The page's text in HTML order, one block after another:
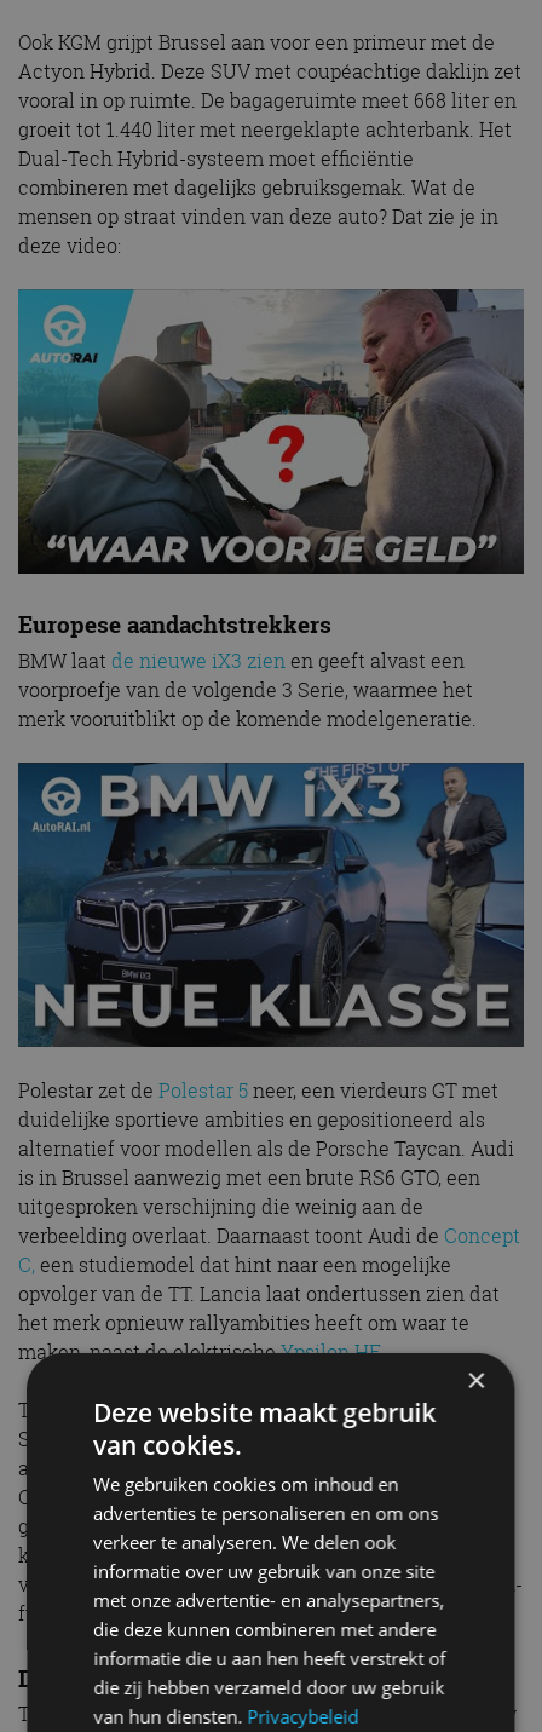
Ook KGM grijpt Brussel aan voor een primeur met de
Actyon Hybrid. Deze SUV met coupéachtige daklijn zet
vooral in op ruimte. De bagageruimte meet 668 liter en
groeit tot 1.440 liter met neergeklapte achterbank. Het
Dual-Tech Hybrid-systeem moet efficiëntie
combineren met dagelijks gebruiksgemak. Wat de
mensen op straat vinden van deze auto? Dat zie je in
deze video:
Europese aandachtstrekkers
BMW laat de nieuwe iX3 zienen geeft alvast een
voorproefje van de volgende 3 Serie, waarmee het
merk vooruitblikt op de komende modelgeneratie.
Polestar zet de Polestar 5neer, een vierdeurs GT met
duidelijke sportieve ambities en gepositioneerd als
alternatief voor modellen als de Porsche Taycan. Audi
is in Brussel aanwezig met een brute RS6 GTO, een
uitgesproken verschijning die weinig aan de
verbeelding overlaat. Daarnaast toont Audi de Concept
C, een studiemodel dat hint naar een mogelijke
opvolger van de TT. Lancia laat ondertussen zien dat
het merk opnieuw rallyambities heeft om waar te
maken, naast de elektrischeYpsilon HF.
Tot slot is er nieuws bij Opel. De Opel Astra en Astra
Sports Tourer krijgen een
aangescherpte Opel Vizor en een verlicht Opel
Compass. Opvallend is dat het interieur volledig uit
gerecyclede materialen bestaat. De Astra Electric
krijgt een 58 kWh-batterij, goed voor een actieradius
van 454 kilometer en is voortaan ook voorzien van V2L-
functionaliteit.
De ‘Auto van het Jaar’ is geworden….
Tijdens de Brussels Motor Show wordt traditiegetrouw
×
Deze website maakt gebruik
van cookies.
We gebruiken cookies om inhoud en
advertenties te personaliseren en om ons
verkeer te analyseren. We delen ook
informatie over uw gebruik van onze site
met onze advertentie- en analysepartners,
die deze kunnen combineren met andere
informatie die u aan hen heeft verstrekt of
die zij hebben verzameld door uw gebruik
van hun diensten. Privacybeleid